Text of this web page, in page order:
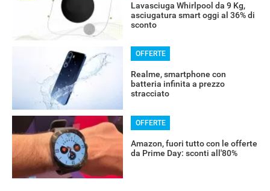
Lavasciuga Whirlpool da 9 Kg,
asciugatura smart oggi al 36% di
sconto
OFFERTE
Realme, smartphone con
batteria infinita a prezzo
stracciato
OFFERTE
Amazon, fuori tutto con le offerte
da Prime Day: sconti all'80%